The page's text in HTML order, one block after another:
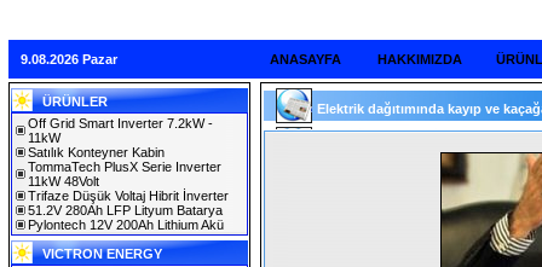
9.08.2026 Pazar ANASAYFA HAKKIMIZDA
ÜRÜNLER
Off Grid Smart Inverter 7.2kW -
11kW
Satılık Konteyner Kabin
TommaTech PlusX Serie Inverter
11kW 48Volt
Trifaze Düşük Voltaj Hibrit İnverter
51.2V 280Ah LFP Lityum Batarya
Pylontech 12V 200Ah Lithium Akü
VICTRON ENERGY
Elektrik dağıtımında kayıp ve